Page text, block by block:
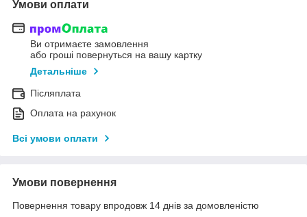
Умови оплати
Ви отримаєте замовлення
або гроші повернуться на вашу картку
Детальніше
Післяплата
Оплата на рахунок
Всі умови оплати
Умови повернення
Повернення товару впродовж 14 днів за домовленістю